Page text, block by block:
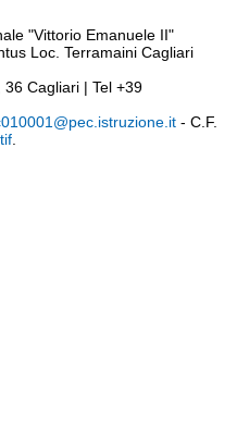
"Vittorio Emanuele II"
Loc. Terramaini Cagliari
Cagliari | Tel +39
- C.F.